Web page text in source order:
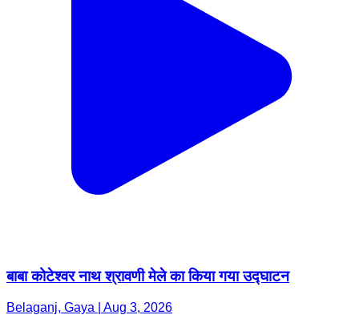
बाबा कोटेश्वर नाथ श्रावणी मेले का किया गया उद्घाटन
Belaganj, Gaya | Aug 3, 2026